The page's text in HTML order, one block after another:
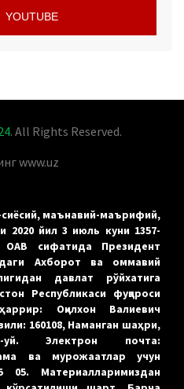
YOUTUBE
. All Rights Reserved.
сиёсий, маънавий-маърифий,
2020 йил 3 июль куни 1357-
ОАВ сифатида Президент
Ахборот ва оммавий
давлат рўйхатига
Республикаси фуқароси
Оқилхон Валиевич
160108, Наманган шаҳри,
Электрон почта:
ва мурожаатлар учун
05. Материалларимиздан